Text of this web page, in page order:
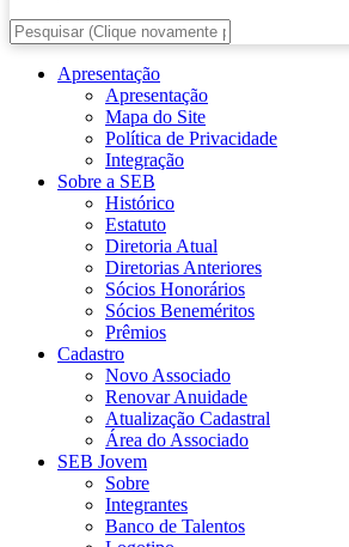
Apresentação
Apresentação
Mapa do Site
Política de Privacidade
Integração
Sobre a SEB
Histórico
Estatuto
Diretoria Atual
Diretorias Anteriores
Sócios Honorários
Sócios Beneméritos
Prêmios
Cadastro
Novo Associado
Renovar Anuidade
Atualização Cadastral
Área do Associado
SEB Jovem
Sobre
Integrantes
Banco de Talentos